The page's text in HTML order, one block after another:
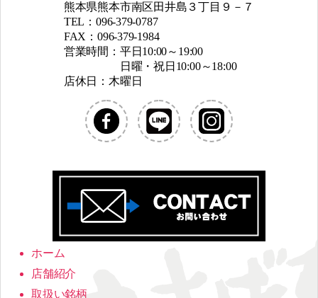
熊本県熊本市南区田井島３丁目９－７
TEL：096-379-0787
FAX：096-379-1984
営業時間：平日10:00～19:00
日曜・祝日10:00～18:00
店休日：木曜日
ホーム
店舗紹介
取扱い銘柄